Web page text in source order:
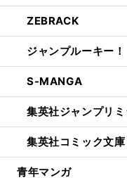
ZEBRACK
ジャンプルーキー！
S-MANGA
集英社ジャンプリ
集英社コミック文庫
青年マンガ